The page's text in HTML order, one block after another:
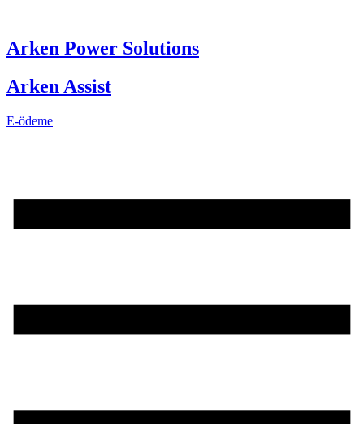
content
Arken Power Solutions
Arken Assist
E-ödeme